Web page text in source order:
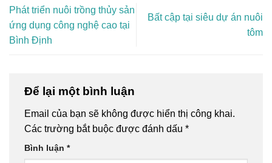
Phát triển nuôi trồng thủy sản
ứng dụng công nghệ cao tại
Bình Định
Bất cập tại siêu dự án nuôi
tôm
Để lại một bình luận
Email của bạn sẽ không được hiển thị công khai.
Các trường bắt buộc được đánh dấu *
Bình luận *